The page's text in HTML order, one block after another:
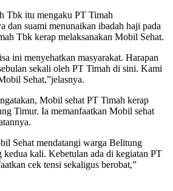
Tbk itu mengaku PT Timah
dan suami menunaikan ibadah haji pada
Tbk kerap melaksanakan Mobil Sehat.
ini menyehatkan masyarakat. Harapan
sekali oleh PT Timah di sini. Kami
Sehat,”jelasnya.
Mobil sehat PT Timah kerap
Timur. Ia memanfaatkan Mobil sehat
Sehat mendatangi warga Belitung
kali. Kebetulan ada di kegiatan PT
cek tensi sekaligus berobat,”